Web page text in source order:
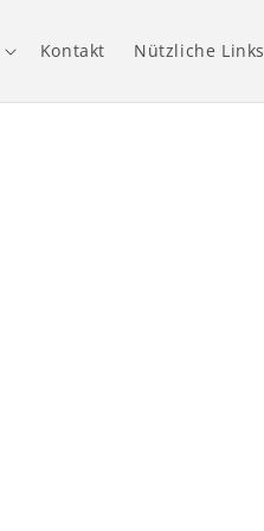
Kontakt Nützliche Links